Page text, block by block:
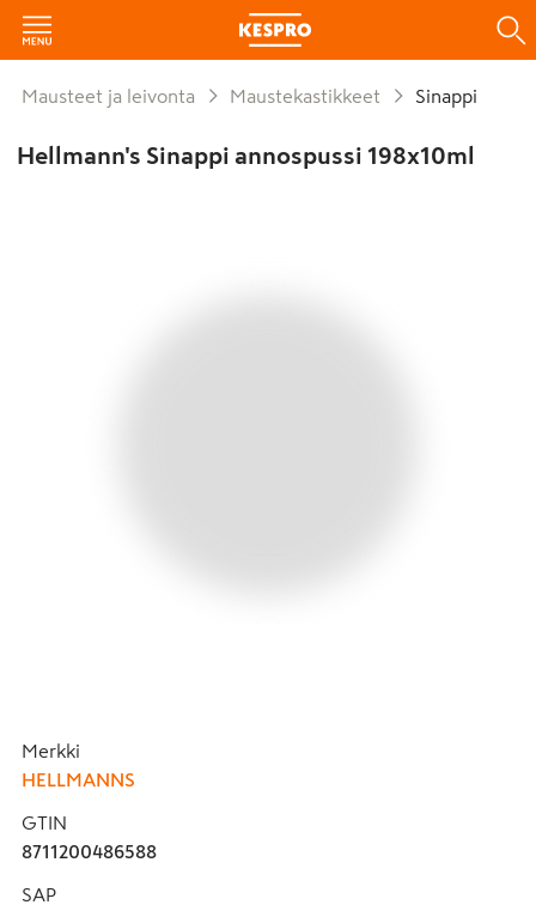
Mausteet ja leivonta Maustekastikkeet Sinappi
Hellmann's Sinappi annospussi 198x10ml
Merkki
HELLMANNS
GTIN
8711200486588
SAP